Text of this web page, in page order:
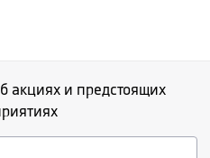
акциях и предстоящих